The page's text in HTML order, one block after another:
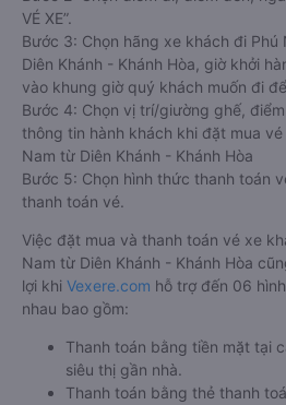
VÉ XE”.
Bước 3: Chọn hãng xe khách đi
Diên Khánh - Khánh Hòa, giờ khởi
vào khung giờ quý khách muốn đi
Bước 4: Chọn vị trí/giường ghế,
thông tin hành khách khi đặt mua
Nam từ Diên Khánh - Khánh Hòa
Bước 5: Chọn hình thức thanh toán
thanh toán vé.
Việc đặt mua và thanh toán vé xe
Nam từ Diên Khánh - Khánh Hòa
lợi khi Vexere.com hỗ trợ đến 06
nhau bao gồm:
Thanh toán bằng tiền mặt tại
siêu thị gần nhà.
Thanh toán bằng thẻ thanh